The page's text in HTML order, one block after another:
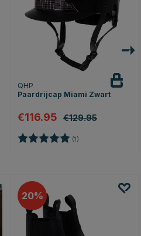
QHP
Paardrijcap Miami Zwart
€116.95 €129.95
Beoordeling: (1)
20